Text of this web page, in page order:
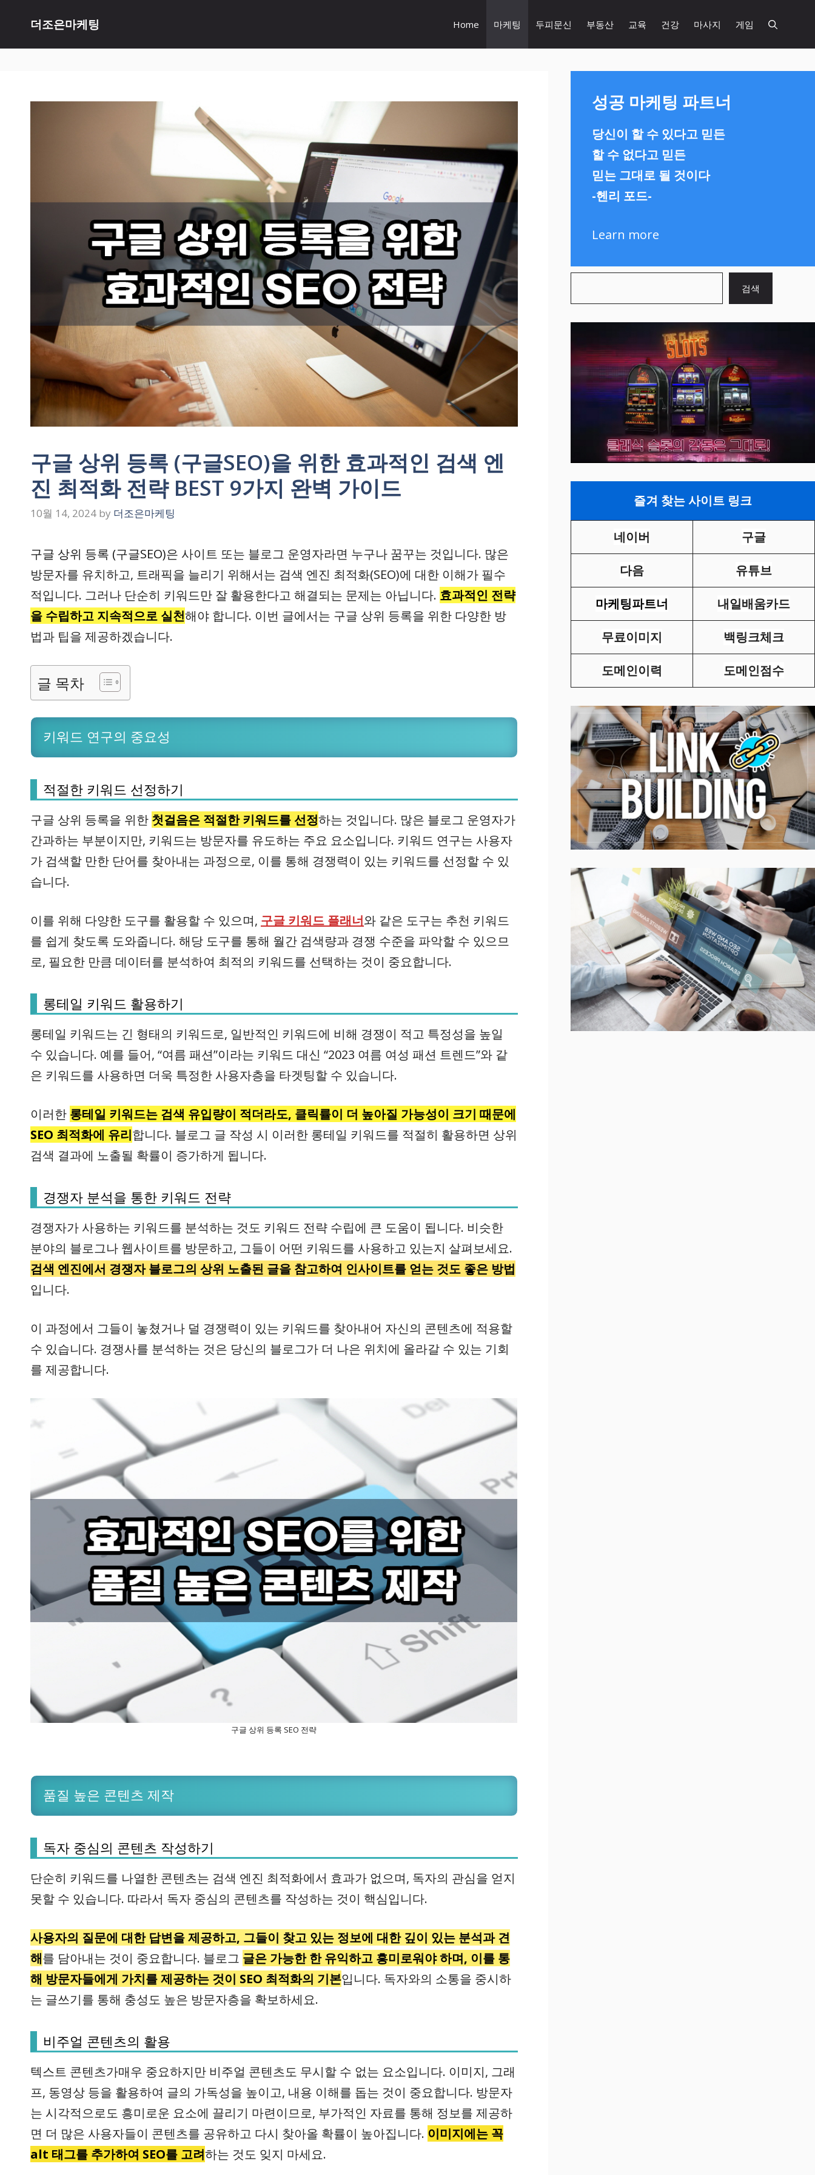
content
더조은마케팅 Home 마케팅 두피문신 부동산 교육 건강 마사지 게임
구글 상위 등록 (구글SEO)을 위한 효과적인 검색 엔
진 최적화 전략 BEST 9가지 완벽 가이드
10월 14, 2024 by 더조은마케팅
구글 상위 등록 (구글SEO)은 사이트 또는 블로그 운영자라면 누구나 꿈꾸는 것입니다. 많은
방문자를 유치하고, 트래픽을 늘리기 위해서는 검색 엔진 최적화(SEO)에 대한 이해가 필수
적입니다. 그러나 단순히 키워드만 잘 활용한다고 해결되는 문제는 아닙니다. 효과적인 전략
을 수립하고 지속적으로 실천해야 합니다. 이번 글에서는 구글 상위 등록을 위한 다양한 방
법과 팁을 제공하겠습니다.
글 목차
키워드 연구의 중요성
적절한 키워드 선정하기
구글 상위 등록을 위한 첫걸음은 적절한 키워드를 선정하는 것입니다. 많은 블로그 운영자가
간과하는 부분이지만, 키워드는 방문자를 유도하는 주요 요소입니다. 키워드 연구는 사용자
가 검색할 만한 단어를 찾아내는 과정으로, 이를 통해 경쟁력이 있는 키워드를 선정할 수 있
습니다.
이를 위해 다양한 도구를 활용할 수 있으며, 구글 키워드 플래너와 같은 도구는 추천 키워드
를 쉽게 찾도록 도와줍니다. 해당 도구를 통해 월간 검색량과 경쟁 수준을 파악할 수 있으므
로, 필요한 만큼 데이터를 분석하여 최적의 키워드를 선택하는 것이 중요합니다.
롱테일 키워드 활용하기
롱테일 키워드는 긴 형태의 키워드로, 일반적인 키워드에 비해 경쟁이 적고 특정성을 높일
수 있습니다. 예를 들어, “여름 패션”이라는 키워드 대신 “2023 여름 여성 패션 트렌드”와 같
은 키워드를 사용하면 더욱 특정한 사용자층을 타겟팅할 수 있습니다.
이러한 롱테일 키워드는 검색 유입량이 적더라도, 클릭률이 더 높아질 가능성이 크기 때문에
SEO 최적화에 유리합니다. 블로그 글 작성 시 이러한 롱테일 키워드를 적절히 활용하면 상위
검색 결과에 노출될 확률이 증가하게 됩니다.
경쟁자 분석을 통한 키워드 전략
경쟁자가 사용하는 키워드를 분석하는 것도 키워드 전략 수립에 큰 도움이 됩니다. 비슷한
분야의 블로그나 웹사이트를 방문하고, 그들이 어떤 키워드를 사용하고 있는지 살펴보세요.
검색 엔진에서 경쟁자 블로그의 상위 노출된 글을 참고하여 인사이트를 얻는 것도 좋은 방법
입니다.
이 과정에서 그들이 놓쳤거나 덜 경쟁력이 있는 키워드를 찾아내어 자신의 콘텐츠에 적용할
수 있습니다. 경쟁사를 분석하는 것은 당신의 블로그가 더 나은 위치에 올라갈 수 있는 기회
를 제공합니다.
구글 상위 등록 SEO 전략
품질 높은 콘텐츠 제작
독자 중심의 콘텐츠 작성하기
단순히 키워드를 나열한 콘텐츠는 검색 엔진 최적화에서 효과가 없으며, 독자의 관심을 얻지
못할 수 있습니다. 따라서 독자 중심의 콘텐츠를 작성하는 것이 핵심입니다.
사용자의 질문에 대한 답변을 제공하고, 그들이 찾고 있는 정보에 대한 깊이 있는 분석과 견
해를 담아내는 것이 중요합니다. 블로그 글은 가능한 한 유익하고 흥미로워야 하며, 이를 통
해 방문자들에게 가치를 제공하는 것이 SEO 최적화의 기본입니다. 독자와의 소통을 중시하
는 글쓰기를 통해 충성도 높은 방문자층을 확보하세요.
비주얼 콘텐츠의 활용
텍스트 콘텐츠가매우 중요하지만 비주얼 콘텐츠도 무시할 수 없는 요소입니다. 이미지, 그래
프, 동영상 등을 활용하여 글의 가독성을 높이고, 내용 이해를 돕는 것이 중요합니다. 방문자
는 시각적으로도 흥미로운 요소에 끌리기 마련이므로, 부가적인 자료를 통해 정보를 제공하
면 더 많은 사용자들이 콘텐츠를 공유하고 다시 찾아올 확률이 높아집니다. 이미지에는 꼭
alt 태그를 추가하여 SEO를 고려하는 것도 잊지 마세요.
성공 마케팅 파트너
당신이 할 수 있다고 믿든
할 수 없다고 믿든
믿는 그대로 될 것이다
-헨리 포드-
Learn more
색
검색
즐겨 찾는 사이트 링크
네이버 구글
다음 유튜브
마케팅파트너 내일배움카드
무료이미지 백링크체크
도메인이력 도메인점수